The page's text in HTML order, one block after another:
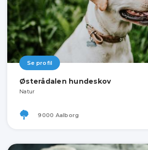
Se profil
Østerådalen hundeskov
Natur
9000 Aalborg